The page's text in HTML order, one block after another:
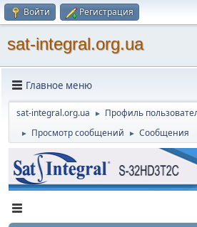
Войти Регистрация
sat-integral.org.ua
Главное меню
sat-integral.org.ua ► Профиль
► Просмотр сообщений ► Сообщения